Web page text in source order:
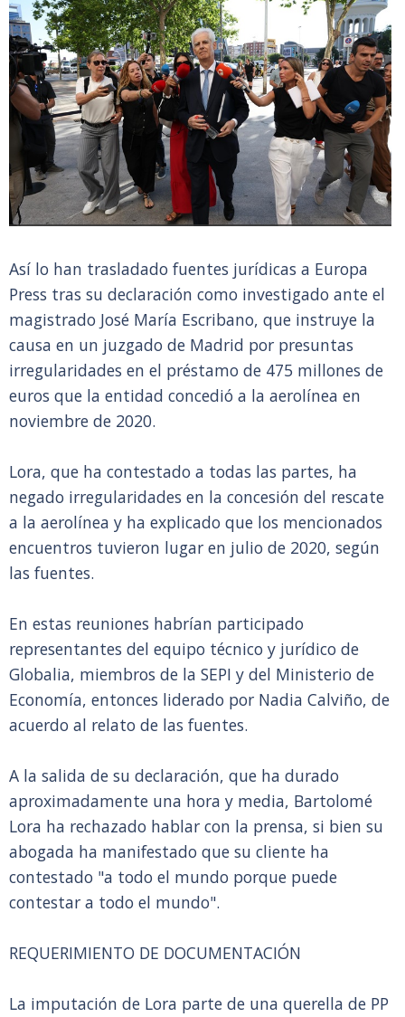
Así lo han trasladado fuentes jurídicas a Europa
Press tras su declaración como investigado ante el
magistrado José María Escribano, que instruye la
causa en un juzgado de Madrid por presuntas
irregularidades en el préstamo de 475 millones de
euros que la entidad concedió a la aerolínea en
noviembre de 2020.
Lora, que ha contestado a todas las partes, ha
negado irregularidades en la concesión del rescate
a la aerolínea y ha explicado que los mencionados
encuentros tuvieron lugar en julio de 2020, según
las fuentes.
En estas reuniones habrían participado
representantes del equipo técnico y jurídico de
Globalia, miembros de la SEPI y del Ministerio de
Economía, entonces liderado por Nadia Calviño, de
acuerdo al relato de las fuentes.
A la salida de su declaración, que ha durado
aproximadamente una hora y media, Bartolomé
Lora ha rechazado hablar con la prensa, si bien su
abogada ha manifestado que su cliente ha
contestado "a todo el mundo porque puede
contestar a todo el mundo".
REQUERIMIENTO DE DOCUMENTACIÓN
La imputación de Lora parte de una querella de PP